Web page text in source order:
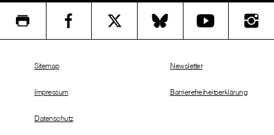
Sitemap
Impressum
Datenschutz
Newsletter
Barrierefreiheitserklärung